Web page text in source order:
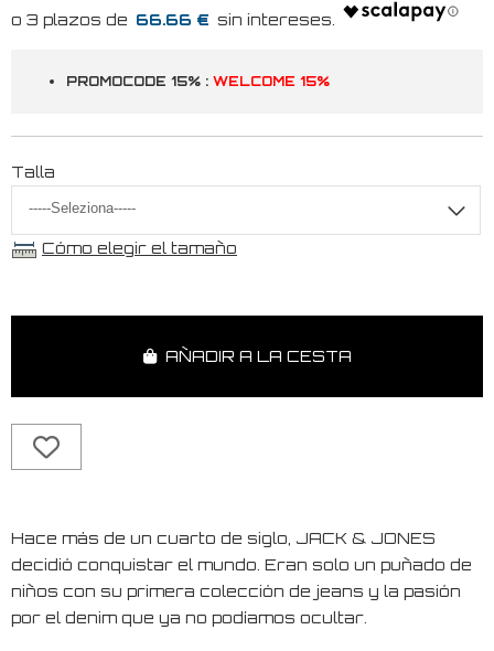
66.66 €
PROMOCODE 15% : WELCOME 15%
Talla
Cómo elegir el tamaño
AÑADIR A LA CESTA
Hace más de un cuarto de siglo, JACK & JONES
decidió conquistar el mundo. Eran solo un puñado de
niños con su primera colección de jeans y la pasión
por el denim que ya no podíamos ocultar.